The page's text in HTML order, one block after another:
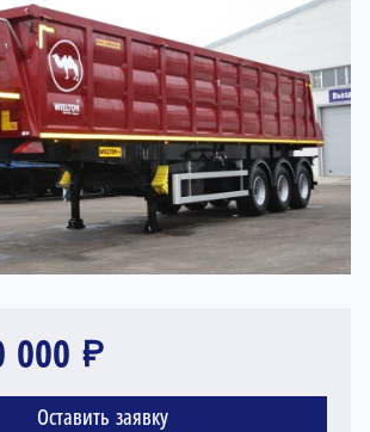
000 ₽
Оставить заявку